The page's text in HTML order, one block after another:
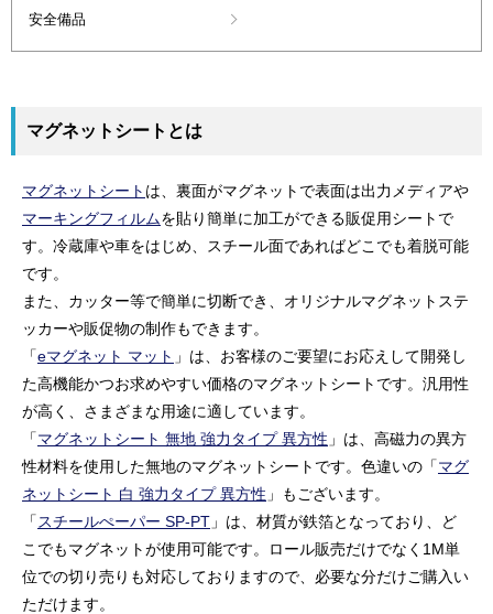
安全備品
マグネットシートとは
マグネットシート は、裏面がマグネットで表面は出力メディアや
マーキングフィルムを貼り簡単に加工ができる販促用シートで
す。冷蔵庫や車をはじめ、スチール面であればどこでも着脱可能
です。
また、カッター等で簡単に切断でき、オリジナルマグネットステ
ッカーや販促物の制作もできます。
「eマグネット マット 」は、お客様のご要望にお応えして開発し
た高機能かつお求めやすい価格のマグネットシートです。汎用性
が高く、さまざまな用途に適しています。
「マグネットシート 無地 強力タイプ 異方性 」は、高磁力の異方
性材料を使用した無地のマグネットシートです。色違いの「マグ
ネットシート 白 強力タイプ 異方性 」もございます。
「 スチールぺーパー SP-PT 」は、材質が鉄箔となっており、ど
こでもマグネットが使用可能です。ロール販売だけでなく1M単
位での切り売りも対応しておりますので、必要な分だけご購入い
ただけます。